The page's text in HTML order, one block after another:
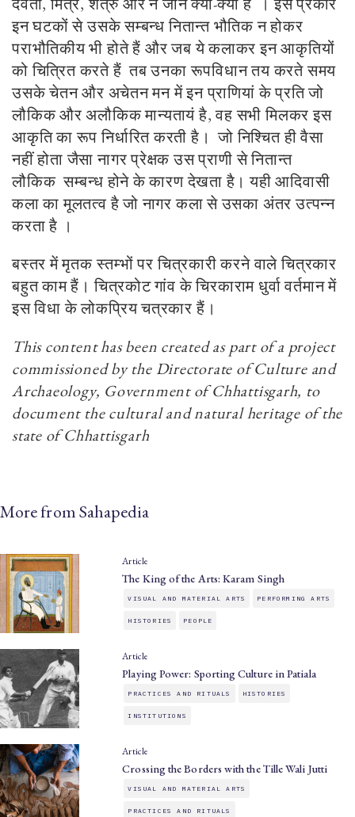
इन घटकों से उसके सम्बन्ध नितान्त भौतिक न होकर
पराभौतिकीय भी होते हैं और जब ये कलाकर इन आकृतियों
को चित्रित करते हैं तब उनका रूपविधान तय करते समय
उसके चेतन और अचेतन मन में इन प्राणियां के प्रति जो
लौकिक और अलौकिक मान्यतायं है, वह सभी मिलकर इस
आकृति का रूप निर्धारित करती है। जो निश्चित ही वैसा
नहीं होता जैसा नागर प्रेक्षक उस प्राणी से नितान्त
लौकिक सम्बन्ध होने के कारण देखता है। यही आदिवासी
कला का मूलतत्व है जो नागर कला से उसका अंतर उत्पन्न
करता है ।
बस्तर में मृतक स्तम्भों पर चित्रकारी करने वाले चित्रकार
बहुत काम हैं। चित्रकोट गांव के चिरकाराम धुर्वा वर्तमान में
इस विधा के लोकप्रिय चत्रकार हैं।
This content has been created as part of a project
commissioned by the Directorate of Culture and
Archaeology, Government of Chhattisgarh, to
document the cultural and natural heritage of the
state of Chhattisgarh
More from Sahapedia
Article
The King of the Arts: Karam Singh
VISUAL AND MATERIAL ARTS PERFORMING ARTS
HISTORIES PEOPLE
Article
Playing Power: Sporting Culture in Patiala
PRACTICES AND RITUALS HISTORIES
INSTITUTIONS
Article
Crossing the Borders with the Tille Wali Jutti
VISUAL AND MATERIAL ARTS
PRACTICES AND RITUALS